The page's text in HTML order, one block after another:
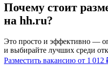
Почему стоит
на hh.ru?
Это просто и эффективно —
и выбирайте лучших среди
Разместить вакансию от 1 012